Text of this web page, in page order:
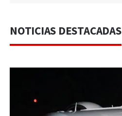
NOTICIAS DESTACADAS